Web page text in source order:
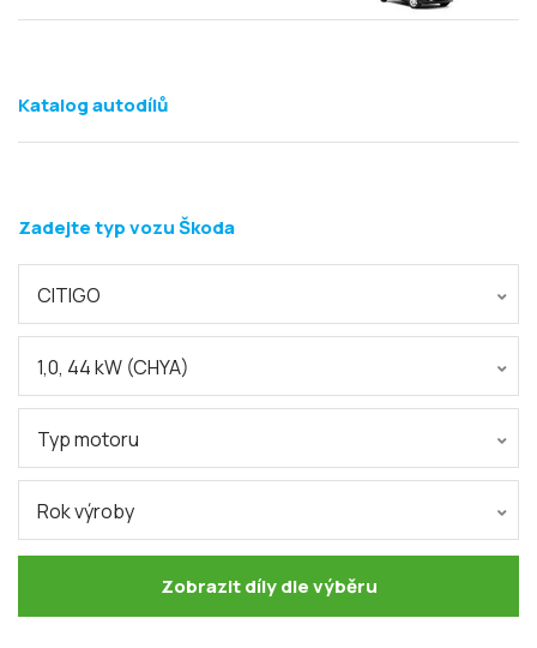
Zadejte typ vozu Škoda
CITIGO
1,0, 44 kW (CHYA)
Typ motoru
Rok výroby
Zobrazit díly dle výběru
Katalog autodílů